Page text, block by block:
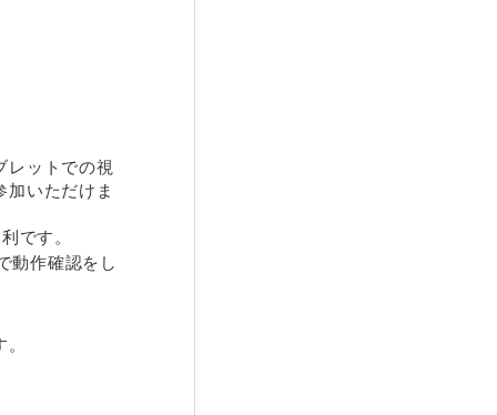
ットでの視
加いただけま
です。
動作確認をし